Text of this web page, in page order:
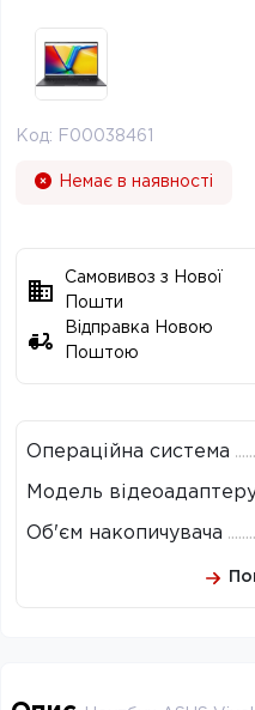
Код: F00038461
Немає в наявності
Самовивоз з Нової
Пошти
Відправка Новою
Поштою
Операційна система
Модель
Об'єм накопичувача